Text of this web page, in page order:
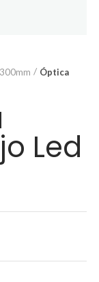
Óptica
Led